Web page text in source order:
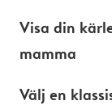
Visa din
mamma
Välj en